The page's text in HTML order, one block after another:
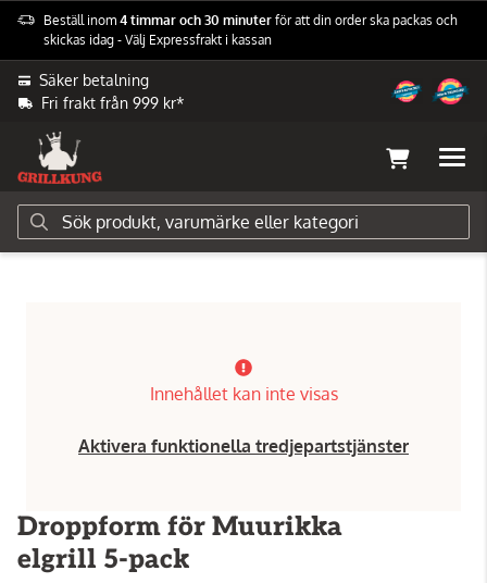
Beställ inom 4 timmar och 30 minuter för att din order ska packas och
skickas idag - Välj Expressfrakt i kassan
Säker betalning
Fri frakt från 999 kr*
Grillar Elgrillar Muurikka elgrillar
Innehållet kan inte visas
Aktivera funktionella tredjepartstjänster
Droppform för Muurikka
elgrill 5-pack